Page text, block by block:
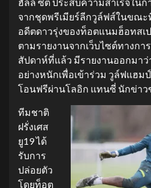
จากชุดพรีเมียร์ลีกวูล์ฟส์ในขณะ
อดีตดาวรุ่งของท็อตแนมฮ็อทสเ
ตามรายงานจากเว็บไซต์ทางกา
สัปดาห์ที่แล้ว มีรายงานออกมาว่
อย่างหนักเพื่อเข้าร่วม วูล์ฟแฮม
โอนฟรีผ่านโลอิก แทนซี่ นักข่าว
ทีมชาติ
ฝรั่งเศส
ยู19 ได้
รับการ
ปล่อยตัว
โดยท็อต